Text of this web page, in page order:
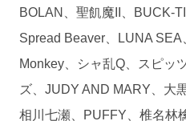
BOLAN、聖飢魔II、BUCK-
Spread Beaver、LUNA
Monkey、シャ乱Q、スピッ
ズ、JUDY AND MARY、大
相川七瀬、PUFFY、椎名林